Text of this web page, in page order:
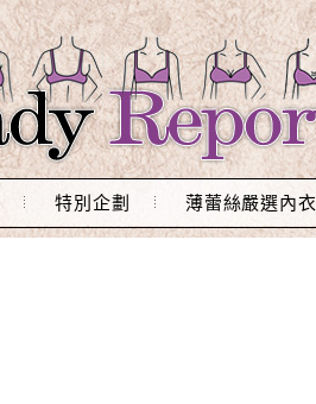
特別企劃 薄蕾絲嚴選內衣